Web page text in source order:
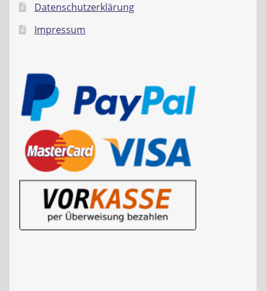
Datenschutzerklärung
Impressum